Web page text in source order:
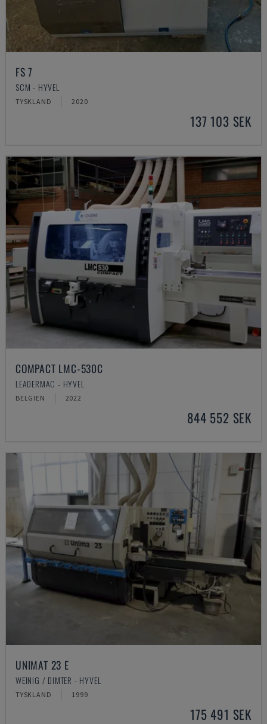
FS 7
SCM - HYVEL
TYSKLAND 2020
137 103 SEK
COMPACT LMC-530C
LEADERMAC - HYVEL
BELGIEN 2022
844 552 SEK
UNIMAT 23 E
WEINIG / DIMTER - HYVEL
TYSKLAND 1999
175 491 SEK